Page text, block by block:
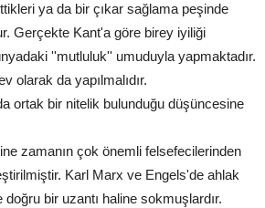
ya da bir çıkar sağlama peşinde
Gerçekte Kant'a göre birey iyiliği
''mutluluk'' umuduyla yapmaktadır.
olarak da yapılmalıdır.
ortak bir nitelik bulunduğu düşüncesine
zamanın çok önemli felsefecilerinden
Karl Marx ve Engels'de ahlak
bir uzantı haline sokmuşlardır.